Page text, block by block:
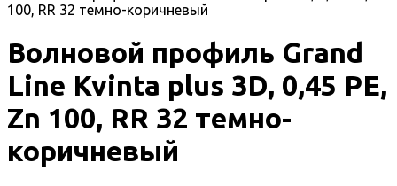
100, RR 32 темно-коричневый
Волновой профиль Grand
Line Kvinta plus 3D, 0,45 PE,
Zn 100, RR 32 темно-
коричневый